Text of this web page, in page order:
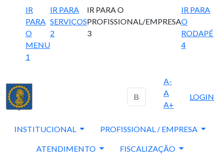
IR
PARA
O
MENU
1
IR PARA
SERVIÇOS
2
IR PARA O
PROFISSIONAL/EMPRESA
3
IR PARA
O
RODAPÉ
4
A-
A
A+
LOGIN
INSTITUCIONAL PROFISSIONAL / EMPRESA
ATENDIMENTO FISCALIZAÇÃO